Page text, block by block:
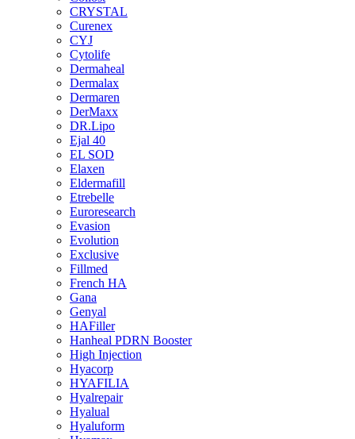
CRYSTAL
Curenex
CYJ
Cytolife
Dermaheal
Dermalax
Dermaren
DerMaxx
DR.Lipo
Ejal 40
EL SOD
Elaxen
Eldermafill
Etrebelle
Euroresearch
Evasion
Evolution
Exclusive
Fillmed
French HA
Gana
Genyal
HAFiller
Hanheal PDRN Booster
High Injection
Hyacorp
HYAFILIA
Hyalrepair
Hyalual
Hyaluform